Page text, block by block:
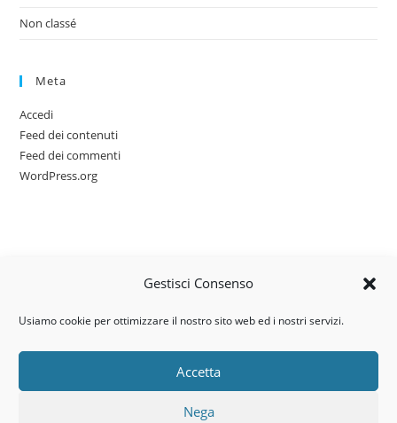
Gestisci Consenso
Usiamo cookie per ottimizzare il nostro sito web ed i nostri servizi.
Accetta
Nega
Non classé
Meta
Accedi
Feed dei contenuti
Feed dei commenti
WordPress.org
Via dell’artigianato, 14 – 31030